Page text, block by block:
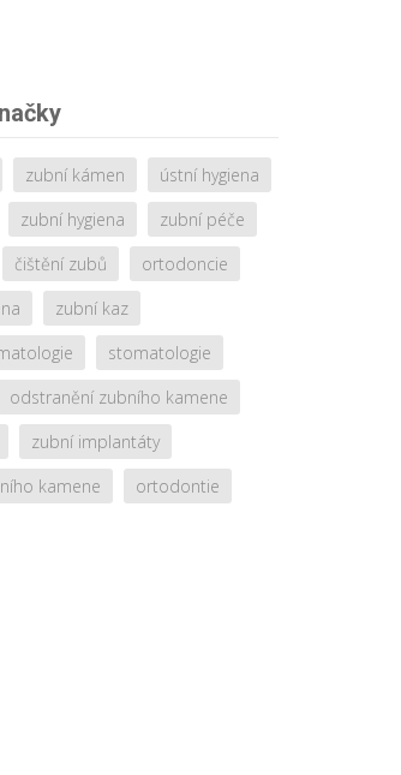
zubní kámen
ústní hygiena
zubní hygiena
zubní péče
čištění zubů
ortodoncie
zubní kaz
stomatologie
odstranění zubního kamene
zubní implantáty
kamene
ortodontie